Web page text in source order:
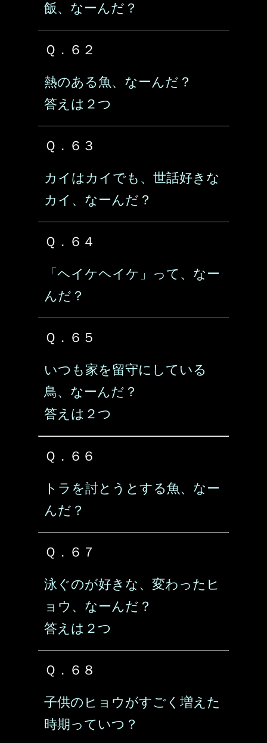
飯、なーんだ？
Ｑ．６２
熱のある魚、なーんだ？
答えは２つ
Ｑ．６３
カイはカイでも、世話好きな
カイ、なーんだ？
Ｑ．６４
「ヘイケヘイケ」って、なー
んだ？
Ｑ．６５
いつも家を留守にしている
鳥、なーんだ？
答えは２つ
Ｑ．６６
トラを討とうとする魚、なー
んだ？
Ｑ．６７
泳ぐのが好きな、変わったヒ
ョウ、なーんだ？
答えは２つ
Ｑ．６８
子供のヒョウがすごく増えた
時期っていつ？